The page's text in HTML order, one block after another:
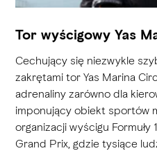
Tor wyścigowy Yas
Cechujący się niezwykle
zakrętami tor Yas Marina
adrenaliny zarówno dla
imponujący obiekt sportów
organizacji wyścigu
Grand Prix, gdzie tysiące